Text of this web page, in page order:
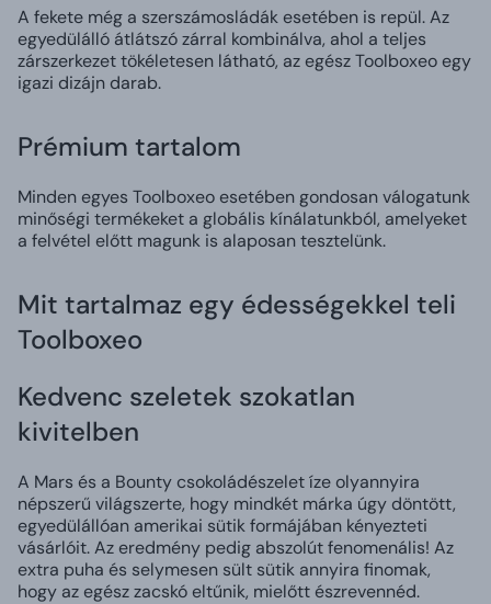
A fekete még a szerszámosládák esetében is repül. Az
egyedülálló átlátszó zárral kombinálva, ahol a teljes
zárszerkezet tökéletesen látható, az egész Toolboxeo egy
igazi dizájn darab.
Prémium tartalom
Minden egyes Toolboxeo esetében gondosan válogatunk
minőségi termékeket a globális kínálatunkból, amelyeket
a felvétel előtt magunk is alaposan tesztelünk.
Mit tartalmaz egy édességekkel teli
Toolboxeo
Kedvenc szeletek szokatlan
kivitelben
A Mars és a Bounty csokoládészelet íze olyannyira
népszerű világszerte, hogy mindkét márka úgy döntött,
egyedülállóan amerikai sütik formájában kényezteti
vásárlóit. Az eredmény pedig abszolút fenomenális! Az
extra puha és selymesen sült sütik annyira finomak,
hogy az egész zacskó eltűnik, mielőtt észrevennéd.